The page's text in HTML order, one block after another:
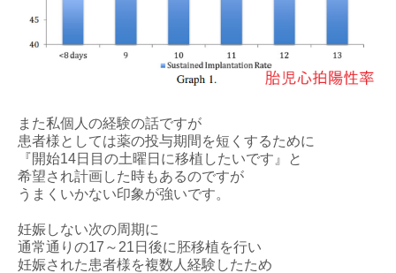
また私個人の経験の話ですが
患者様としては薬の投与期間を短くするために
『開始14日目の土曜日に移植したいです』と
希望され計画した時もあるのですが
うまくいかない印象が強いです。
妊娠しない次の周期に
通常通りの17～21日後に胚移植を行い
妊娠された患者様を複数人経験したため